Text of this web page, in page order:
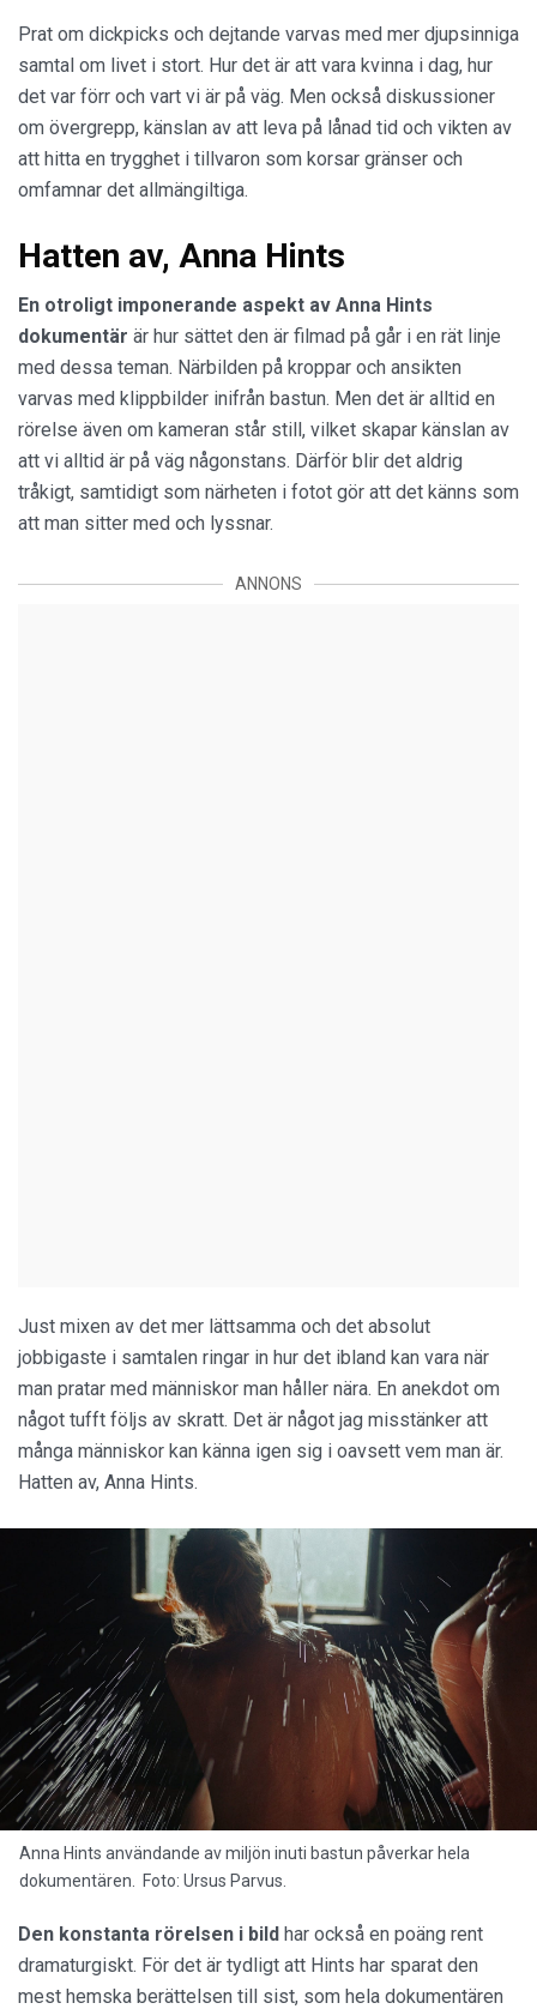
Prat om dickpicks och dejtande varvas med mer djupsinniga
samtal om livet i stort. Hur det är att vara kvinna i dag, hur
det var förr och vart vi är på väg. Men också diskussioner
om övergrepp, känslan av att leva på lånad tid och vikten av
att hitta en trygghet i tillvaron som korsar gränser och
omfamnar det allmängiltiga.
Hatten av, Anna Hints
En otroligt imponerande aspekt av Anna Hints
dokumentär är hur sättet den är filmad på går i en rät linje
med dessa teman. Närbilden på kroppar och ansikten
varvas med klippbilder inifrån bastun. Men det är alltid en
rörelse även om kameran står still, vilket skapar känslan av
att vi alltid är på väg någonstans. Därför blir det aldrig
tråkigt, samtidigt som närheten i fotot gör att det känns som
att man sitter med och lyssnar.
ANNONS
Just mixen av det mer lättsamma och det absolut
jobbigaste i samtalen ringar in hur det ibland kan vara när
man pratar med människor man håller nära. En anekdot om
något tufft följs av skratt. Det är något jag misstänker att
många människor kan känna igen sig i oavsett vem man är.
Hatten av, Anna Hints.
Anna Hints användande av miljön inuti bastun påverkar hela
dokumentären. Foto: Ursus Parvus.
Den konstanta rörelsen i bild har också en poäng rent
dramaturgiskt. För det är tydligt att Hints har sparat den
mest hemska berättelsen till sist, som hela dokumentären